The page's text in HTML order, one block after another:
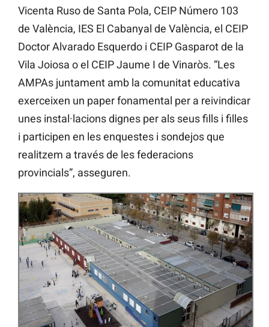
Vicenta Ruso de Santa Pola, CEIP Número 103
de València, IES El Cabanyal de València, el CEIP
Doctor Alvarado Esquerdo i CEIP Gasparot de la
Vila Joiosa o el CEIP Jaume I de Vinaròs. “Les
AMPAs juntament amb la comunitat educativa
exerceixen un paper fonamental per a reivindicar
unes instal·lacions dignes per als seus fills i filles
i participen en les enquestes i sondejos que
realitzem a través de les federacions
provincials”, asseguren.